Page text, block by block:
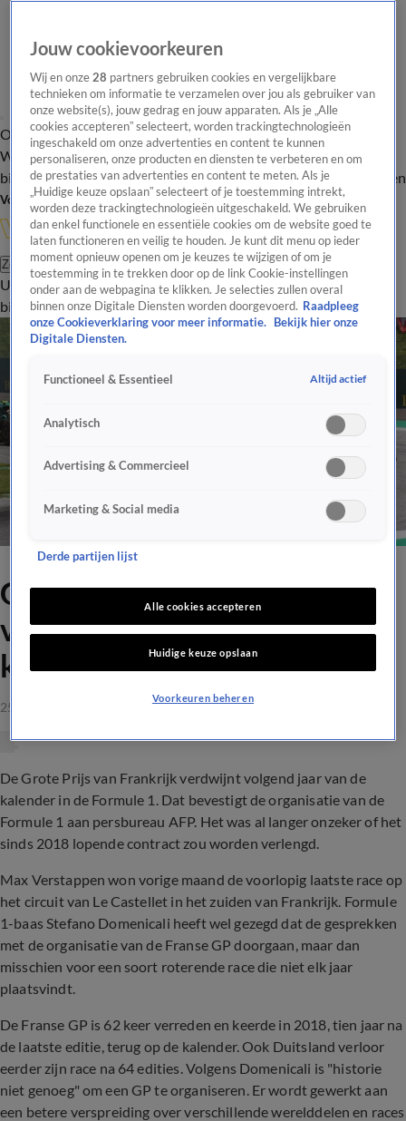
Overzicht Onze programma's Uitzendingen Onze gezichten
In de
WandelgangenInterviewsUitzending
bijwonenPodcastShopVeelgestelde vragenKijkersvraag insturen
Volg Vandaag Inside
Zoeken
UitzendingenVandaag InsideDe OranjezomerShopUitzending
bijwonen
GP Frankrijk verdwijnt
volgend jaar van Formule 1-
kalender
25 aug 2022, 11:11
De Grote Prijs van Frankrijk verdwijnt volgend jaar van de
kalender in de Formule 1. Dat bevestigt de organisatie van de
Formule 1 aan persbureau AFP. Het was al langer onzeker of het
sinds 2018 lopende contract zou worden verlengd.
Max Verstappen won vorige maand de voorlopig laatste race op
het circuit van Le Castellet in het zuiden van Frankrijk. Formule
1-baas Stefano Domenicali heeft wel gezegd dat de gesprekken
met de organisatie van de Franse GP doorgaan, maar dan
misschien voor een soort roterende race die niet elk jaar
plaatsvindt.
De Franse GP is 62 keer verreden en keerde in 2018, tien jaar na
de laatste editie, terug op de kalender. Ook Duitsland verloor
eerder zijn race na 64 edities. Volgens Domenicali is "historie
niet genoeg" om een GP te organiseren. Er wordt gewerkt aan
een betere verspreiding over verschillende werelddelen en races
Jouw cookievoorkeuren
Wij en onze28 partners gebruiken cookies en vergelijkbare
technieken om informatie te verzamelen over jou als gebruiker van
onze website(s), jouw gedrag en jouw apparaten. Als je „Alle
cookies accepteren” selecteert, worden trackingtechnologieën
ingeschakeld om onze advertenties en content te kunnen
personaliseren, onze producten en diensten te verbeteren en om
de prestaties van advertenties en content te meten. Als je
„Huidige keuze opslaan” selecteert of je toestemming intrekt,
worden deze trackingtechnologieën uitgeschakeld. We gebruiken
dan enkel functionele en essentiële cookies om de website goed te
laten functioneren en veilig te houden. Je kunt dit menu op ieder
moment opnieuw openen om je keuzes te wijzigen of om je
toestemming in te trekken door op de link Cookie-instellingen
onder aan de webpagina te klikken. Je selecties zullen overal
binnen onze Digitale Diensten worden doorgevoerd. Raadpleeg
onze Cookieverklaring voor meer informatie.
Bekijk hier onze
Digitale Diensten.
Functioneel & Essentieel Altijd actief
Analytisch
Advertising & Commercieel
Marketing & Social media
Derde partijen lijst
Alle cookies accepteren
Huidige keuze opslaan
Voorkeuren beheren